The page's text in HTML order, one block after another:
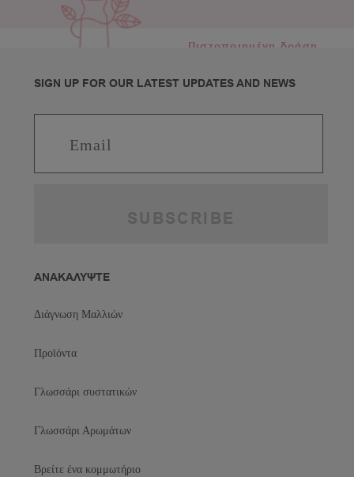
Συνειδητές λύσεις
Πιστοποιημένη δράση
SIGN UP FOR OUR LATEST UPDATES AND NEWS
ΑΝΑΚΑΛΥΨΤΕ
Διάγνωση Μαλλιών
Προϊόντα
Γλωσσάρι συστατικών
Γλωσσάρι Αρωμάτων
Βρείτε ένα κομμωτήριο